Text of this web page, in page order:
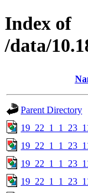
Index of
/data/
Parent Directory